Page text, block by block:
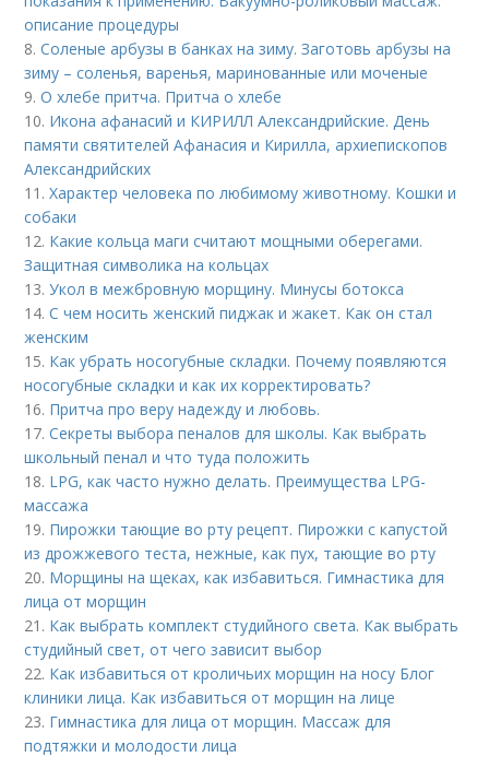
описание процедуры
8.Соленые арбузы в банках на зиму. Заготовь арбузы на
зиму – соленья, варенья, маринованные или моченые
9.О хлебе притча. Притча о хлебе
10. Икона афанасий и КИРИЛЛ Александрийские. День
памяти святителей Афанасия и Кирилла, архиепископов
Александрийских
11.Характер человека по любимому животному. Кошки и
собаки
12. Какие кольца маги считают мощными оберегами.
Защитная символика на кольцах
13.Укол в межбровную морщину. Минусы ботокса
14.С чем носить женский пиджак и жакет. Как он стал
женским
15. Как убрать носогубные складки. Почему появляются
носогубные складки и как их корректировать?
16. Притча про веру надежду и любовь.
17.Секреты выбора пеналов для школы. Как выбрать
школьный пенал и что туда положить
18. LPG, как часто нужно делать. Преимущества LPG-
массажа
19. Пирожки тающие во рту рецепт. Пирожки с капустой
из дрожжевого теста, нежные, как пух, тающие во рту
20. Морщины на щеках, как избавиться. Гимнастика для
лица от морщин
21. Как выбрать комплект студийного света. Как выбрать
студийный свет, от чего зависит выбор
22. Как избавиться от кроличьих морщин на носу Блог
клиники лица. Как избавиться от морщин на лице
23. Гимнастика для лица от морщин. Массаж для
подтяжки и молодости лица